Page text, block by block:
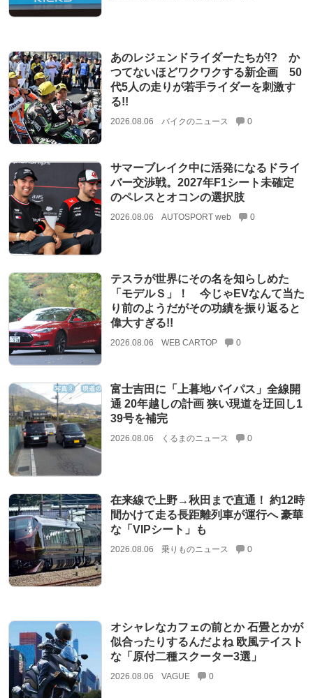
あのレジェンドライダーたちが!? か
つてないほどワクワクする新企画 50
代5人の走りが若手ライダーを刺激す
る!!
2026.08.06 バイクのニュース 0
サマーブレイク中に活発になるドライ
バー交渉戦。2027年F1シート未確定
のペレスとオコンの選択肢
2026.08.06 AUTOSPORT web 0
テスラが世界にその名を知らしめた
「モデルＳ」！ 今じゃEVなんて当た
り前のようだがその功績を振り返ると
偉大すぎる!!
2026.08.06 WEB CARTOP 0
富士吉田に「上暮地バイパス」全線開
通 20年越しの計画 狭い現道を迂回し1
39号を補完
2026.08.06 くるまのニュース 0
在来線で上野→秋田まで直通！ 約12時
間かけて走る長距離列車が運行へ 豪華
な「VIPシート」も
2026.08.06 乗りものニュース 0
オシャレなカフェの前とか 石畳とかが
似合ったりするんだよね 欧風テイスト
な「原付二種スクーター3選」
2026.08.06 VAGUE 0